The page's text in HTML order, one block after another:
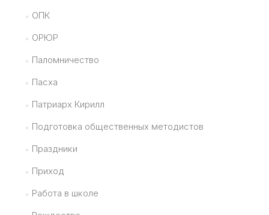
ОПК
ОРЮР
Паломничество
Пасха
Патриарх Кирилл
Подготовка общественных методистов
Праздники
Приход
Работа в школе